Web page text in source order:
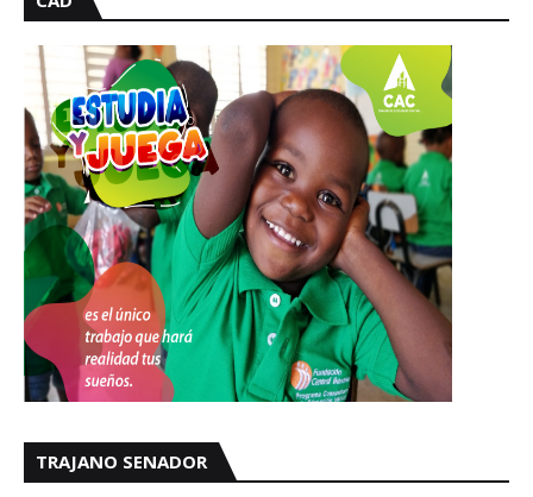
TRAJANO SENADOR